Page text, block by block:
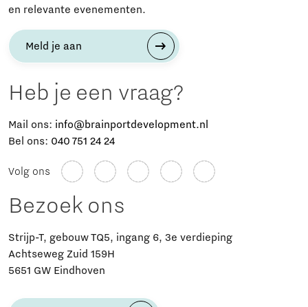
en relevante evenementen.
Meld je aan
Heb je een vraag?
Mail ons: info@brainportdevelopment.nl
Bel ons: 040 751 24 24
Volg ons
Bezoek ons
Strijp-T, gebouw TQ5, ingang 6, 3e verdieping
Achtseweg Zuid 159H
5651 GW Eindhoven